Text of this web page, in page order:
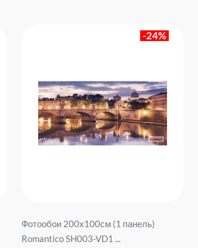
-24%
Фотообои 200х100см (1 панель)
Romantico SH003-VD1 ...